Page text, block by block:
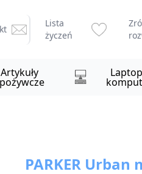
Lista
życzeń
Artykuły
PARKER